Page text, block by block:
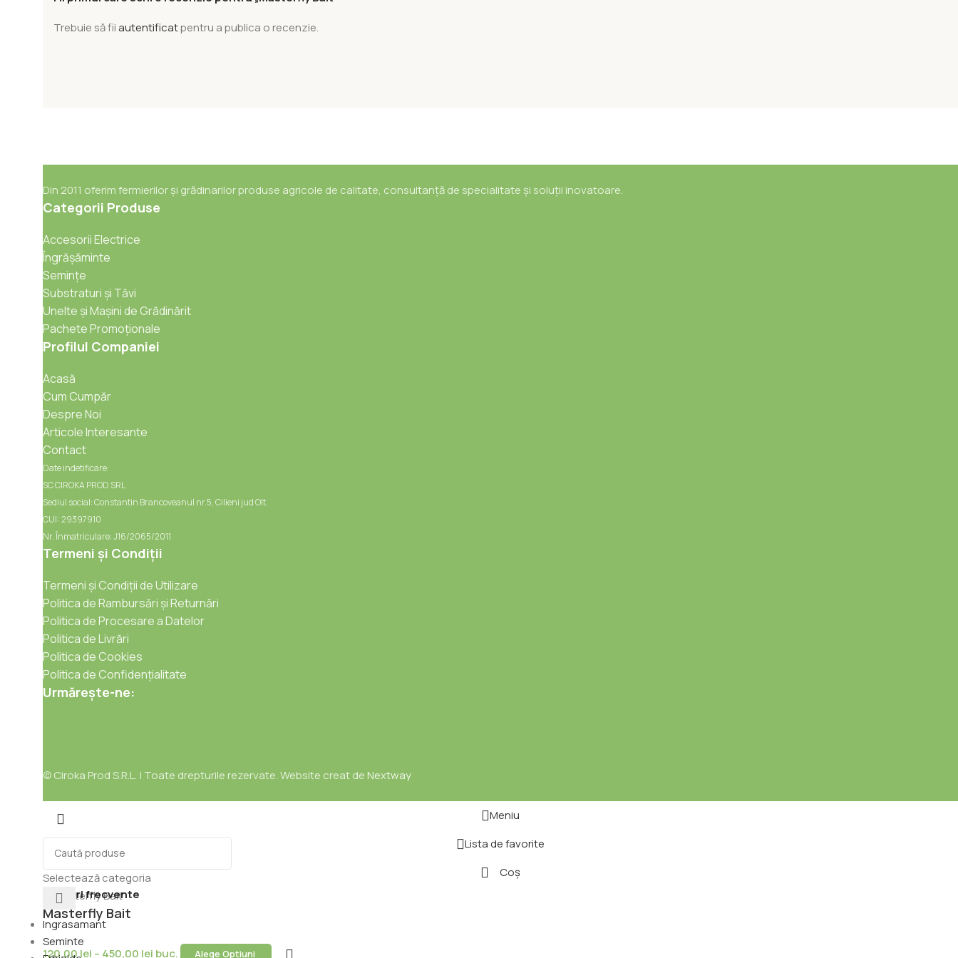
Trebuie să fiiautentificatpentru a publica o recenzie.
Din 2011 oferim fermierilor și grădinarilor produse agricole de calitate, consultanță de specialitate și soluții inovatoare.
Categorii Produse
Accesorii Electrice
Îngrășăminte
Semințe
Substraturi și Tăvi
Unelte și Mașini de Grădinărit
Pachete Promoționale
Profilul Companiei
Acasă
Cum Cumpăr
Despre Noi
Articole Interesante
Contact
Date indetificare:
SC CIROKA PROD SRL
Sediul social: Constantin Brancoveanul nr.5, Cilieni jud Olt.
CUI: 29397910
Nr. Înmatriculare: J16/2065/2011
Termeni și Condiții
Termeni și Condiții de Utilizare
Politica de Rambursări și Returnări
Politica de Procesare a Datelor
Politica de Livrări
Politica de Cookies
Politica de Confidențialitate
Urmărește-ne:
© Ciroka Prod S.R.L. | Toate drepturile rezervate. Website creat de Nextway
Selectează categoria
Căutări frecvente
Ingrasamant
Seminte
Meniu
Lista de favorite
Coș
Masterfly Bait
120,00lei – 450,00 lei buc. Alege Opțiuni